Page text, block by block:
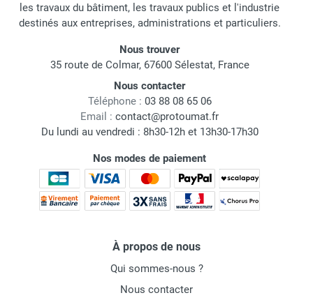
les travaux du bâtiment, les travaux publics et l'industrie
destinés aux entreprises, administrations et particuliers.
Nous trouver
35 route de Colmar, 67600 Sélestat, France
Nous contacter
Téléphone : 03 88 08 65 06
Email : contact@protoumat.fr
Du lundi au vendredi : 8h30-12h et 13h30-17h30
Nos modes de paiement
À propos de nous
Qui sommes-nous ?
Nous contacter